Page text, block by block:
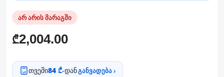
არ არის მარაგში
₾2,004.00
თვეში84 ₾-დანგანვადება ›